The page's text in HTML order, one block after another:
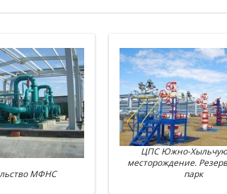
МФНС
ЦПС Южно-
месторождение.
парк